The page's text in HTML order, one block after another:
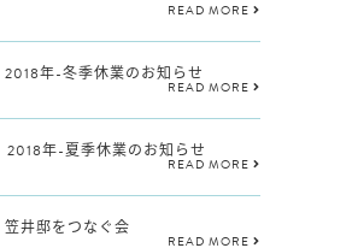
READ MORE
2018年-冬季休業のお知らせ
READ MORE
2018年-夏季休業のお知らせ
READ MORE
笠井邸をつなぐ会
READ MORE